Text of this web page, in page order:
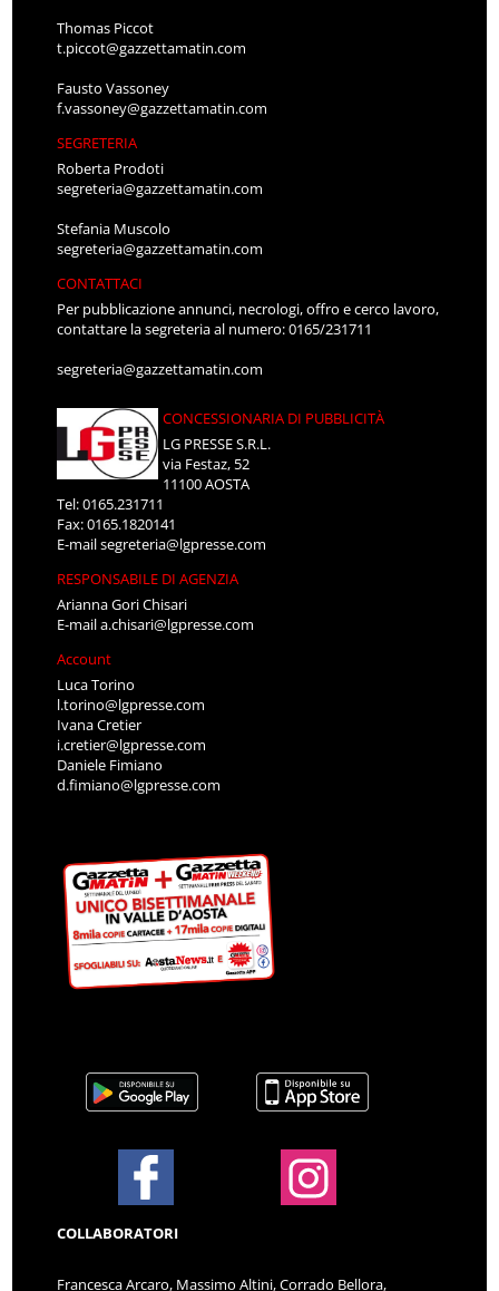
Thomas Piccot
t.piccot@gazzettamatin.com
Fausto Vassoney
f.vassoney@gazzettamatin.com
SEGRETERIA
Roberta Prodoti
segreteria@gazzettamatin.com
Stefania Muscolo
segreteria@gazzettamatin.com
CONTATTACI
Per pubblicazione annunci, necrologi, offro e cerco lavoro,
contattare la segreteria al numero: 0165/231711
segreteria@gazzettamatin.com
CONCESSIONARIA DI PUBBLICITÀ
LG PRESSE S.R.L.
via Festaz, 52
11100 AOSTA
Tel: 0165.231711
Fax: 0165.1820141
E-mailsegreteria@lgpresse.com
RESPONSABILE DI AGENZIA
Arianna Gori Chisari
E-maila.chisari@lgpresse.com
Account
Luca Torino
l.torino@lgpresse.com
Ivana Cretier
i.cretier@lgpresse.com
Daniele Fimiano
d.fimiano@lgpresse.com
COLLABORATORI
Francesca Arcaro, Massimo Altini, Corrado Bellora,